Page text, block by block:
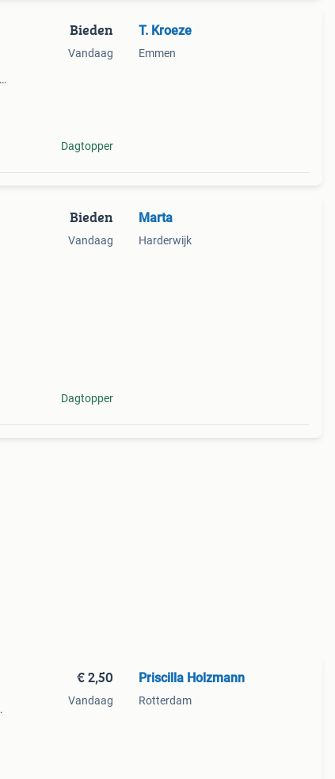
Bieden
Vandaag
Dagtopper
T. Kroeze
Emmen
Bieden
Vandaag
Dagtopper
Marta
Harderwijk
€ 2,50
Vandaag
Priscilla Holzmann
Rotterdam